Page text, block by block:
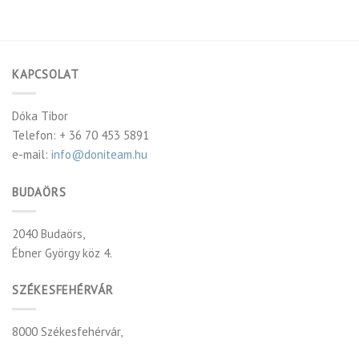
KAPCSOLAT
Dóka Tibor
Telefon: + 36 70 453 5891
e-mail: info@doniteam.hu
BUDAÖRS
2040 Budaörs,
Ébner György köz 4.
SZÉKESFEHÉRVÁR
8000 Székesfehérvár,